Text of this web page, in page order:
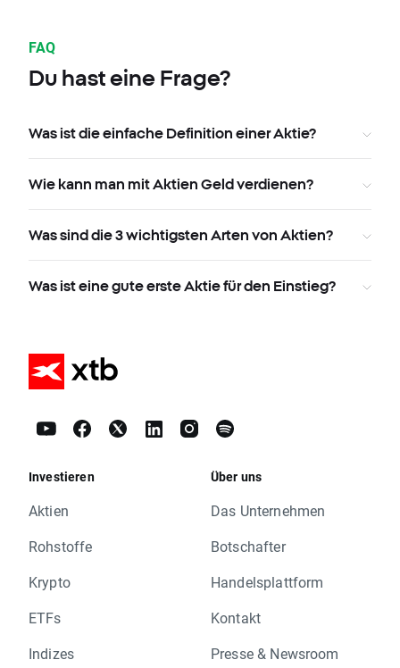
FAQ
Du hast eine Frage?
Was ist die einfache Definition einer Aktie?
Wie kann man mit Aktien Geld verdienen?
Was sind die 3 wichtigsten Arten von Aktien?
Was ist eine gute erste Aktie für den Einstieg?
Investieren
Aktien
Rohstoffe
Krypto
ETFs
Indizes
Über uns
Das Unternehmen
Botschafter
Handelsplattform
Kontakt
Presse & Newsroom